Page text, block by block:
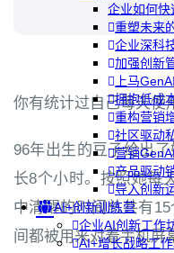
企业如何快
重塑未来
企业深科
加强创新
上马
拥抱低成
重构营销
社区驱动
营销
产品驱动
导入创新
AI+创新训练营
企业AI创新工作
AI+增长战略工
你有统计过自己每天使
96年出生的豆子给出
长8个小时。按照她每
中清醒的时间总共有
间都被用来对着手机屏